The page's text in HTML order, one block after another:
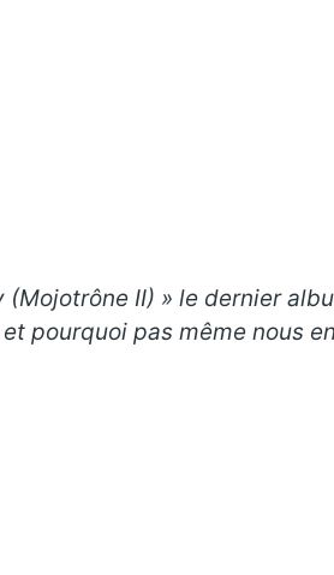
II) » le dernier
pourquoi pas même nous